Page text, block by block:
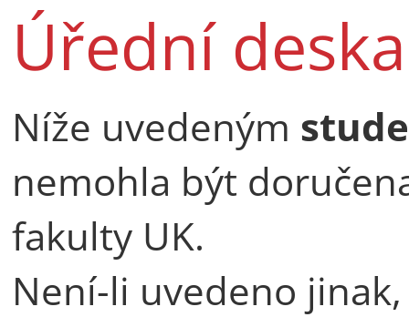
Úřední deska
Níže uvedeným
nemohla být
fakulty UK.
Není-li uvedeno